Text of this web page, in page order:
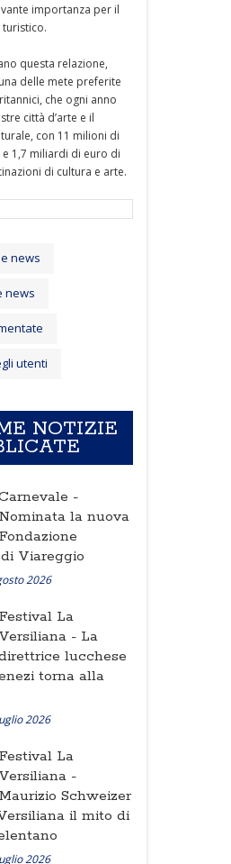
importanza per il
questa relazione,
delle mete preferite
che ogni anno
città d’arte e il
con 11 milioni di
1,7 miliardi di euro di
di cultura e arte.
news
news
utenti
NOTIZIE
-
Nominata la nuova
Fondazione
Viareggio
2026
Festival La
Versiliana - La
lucchese
torna alla
2026
Festival La
Versiliana -
Maurizio Schweizer
il mito di
2026